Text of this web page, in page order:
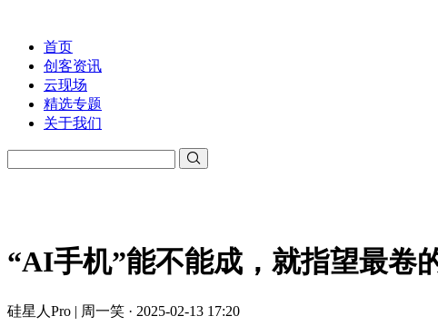
首页
创客资讯
云现场
精选专题
关于我们
“AI手机”能不能成，就指望最卷
硅星人Pro | 周一笑 · 2025-02-13 17:20